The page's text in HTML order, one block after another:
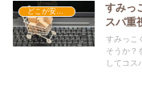
すみっ
スパ重
すみっこ
そうか？
してコス